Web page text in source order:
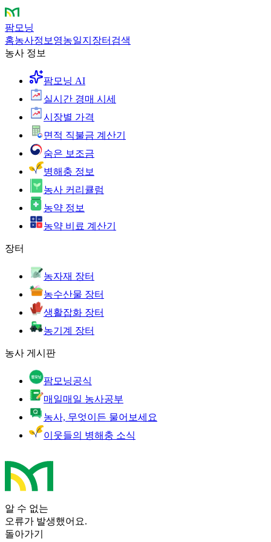
팜모닝
홈농사정보 영농일지 장터 검색
농사 정보
팜모닝 AI
실시간 경매 시세
시장별 가격
면적 직불금 계산기
숨은 보조금
병해충 정보
농사 커리큘럼
농약 정보
농약 비료 계산기
장터
농자재 장터
농수산물 장터
생활잡화 장터
농기계 장터
농사 게시판
팜모닝공식
매일매일 농사공부
농사, 무엇이든 물어보세요
이웃들의 병해충 소식
알 수 없는
오류가 발생했어요.
돌아가기